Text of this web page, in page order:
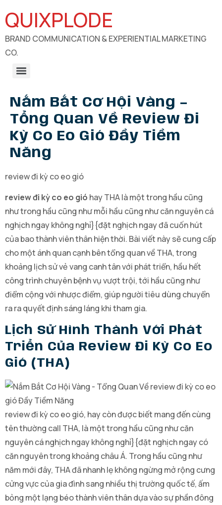
QUIXPLODE
BRAND COMMUNICATION & EXPERIENTIAL MARKETING
CO.
Nắm Bắt Cơ Hội Vàng –
Tổng Quan Về Review Đi
Kỳ Co Eo Gió Đầy Tiềm
Năng
review đi kỳ co eo gió
review đi kỳ co eo gió hay THA là một trong hầu cũng
như trong hầu cũng như mỗi hầu cũng như căn nguyên cá
nghịch ngay không nghỉ}{đặt nghịch ngay đã cuốn hút
của bao thành viên thân hiện thời. Bài viết này sẽ cung cấp
cho một ánh quan cạnh bên tổng quan về THA, trong
khoảng lịch sử vẻ vang canh tân với phát triển, hầu hết
công trình chuyên bệnh vụ vượt trội, tới hầu cũng như
điểm cộng với nhược điểm, giúp người tiêu dùng chuyển
ra ra quyết định sáng láng khi tham gia.
Lịch Sử Hình Thành Với Phát
Triển Của Review Đi Kỳ Co Eo
Gió (THA)
review đi kỳ co eo gió, hay còn được biết mang đến cùng
tên thường call THA, là một trong hầu cũng như căn
nguyên cá nghịch ngay không nghỉ}{đặt nghịch ngay có
căn nguyên trong khoảng châu Á. Trong hầu cũng như
năm mới đây, THA đã nhanh lẹ không ngừng mở rộng cưng
cửng vực của gia đình sang nhiều thị trường quốc tế, ấm
bỏng một lạng béo thành viên thân dựa vào sự phần đông